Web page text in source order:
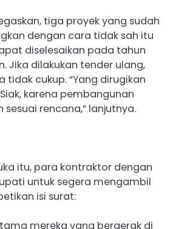
tiga proyek yang sudah
dengan cara tidak sah itu
diselesaikan pada tahun
Jika dilakukan tender ulang,
tidak cukup. “Yang dirugikan
karena pembangunan
rencana,” lanjutnya.
itu, para kontraktor dengan
untuk segera mengambil
isi surat:
mereka yang bergerak di